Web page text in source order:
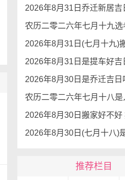
推荐栏目